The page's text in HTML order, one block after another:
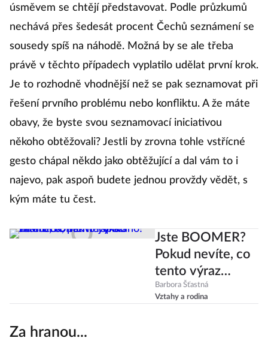
úsměvem se chtějí představovat. Podle průzkumů
nechává přes šedesát procent Čechů seznámení se
sousedy spíš na náhodě. Možná by se ale třeba
právě v těchto případech vyplatilo udělat první krok.
Je to rozhodně vhodnější než se pak seznamovat při
řešení prvního problému nebo konfliktu. A že máte
obavy, že byste svou seznamovací iniciativou
někoho obtěžovali? Jestli by zrovna tohle vstřícné
gesto chápal někdo jako obtěžující a dal vám to i
najevo, pak aspoň budete jednou provždy vědět, s
kým máte tu čest.
Jste BOOMER?
Pokud nevíte, co
tento výraz
znamená, pak
nejspíš ano!
Barbora Šťastná
Vztahy a rodina
Za hranou...